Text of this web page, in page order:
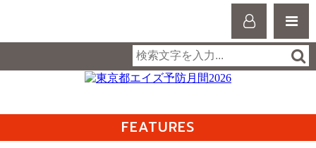
FEATURES